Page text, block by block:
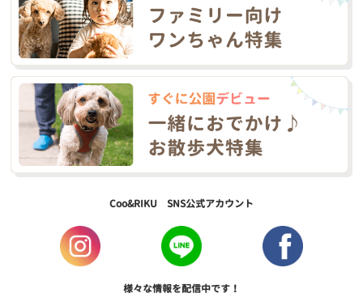
Coo&RIKU SNS公式アカウント
様々な情報を配信中です！